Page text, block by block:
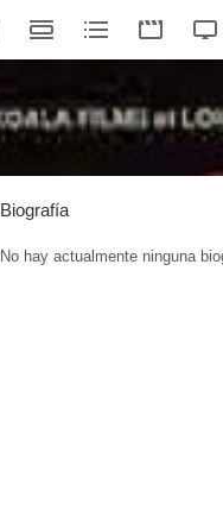
Biografía
No hay actualmente ninguna